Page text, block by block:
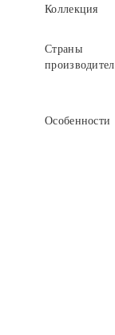
Коллекция
Страны
Особенности